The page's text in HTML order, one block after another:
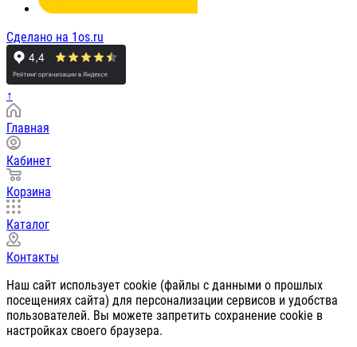
Сделано на 1os.ru
↑
Главная
Кабинет
Корзина
Каталог
Контакты
Наш сайт использует cookie (файлы с данными о прошлых
посещениях сайта) для персонализации сервисов и удобства
пользователей. Вы можете запретить сохранение cookie в
настройках своего браузера.